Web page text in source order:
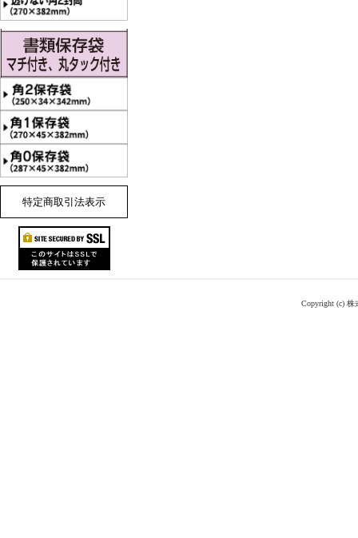
特定商取引法表示
Copyright (c)